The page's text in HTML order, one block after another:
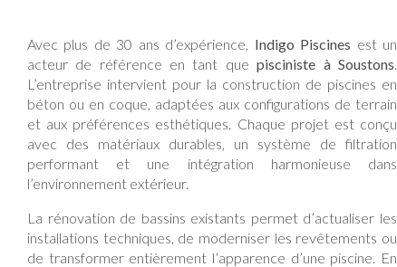
Avec plus de 30 ans d’expérience, Indigo Piscines est un
acteur de référence en tant quepisciniste à Soustons.
L’entreprise intervient pour la construction de piscines en
béton ou en coque, adaptées aux configurations de terrain
et aux préférences esthétiques. Chaque projet est conçu
avec des matériaux durables, un système de filtration
performant et une intégration harmonieuse dans
l’environnement extérieur.
La rénovation de bassins existants permet d’actualiser les
installations techniques, de moderniser les revêtements ou
de transformer entièrement l’apparence d’une piscine. En